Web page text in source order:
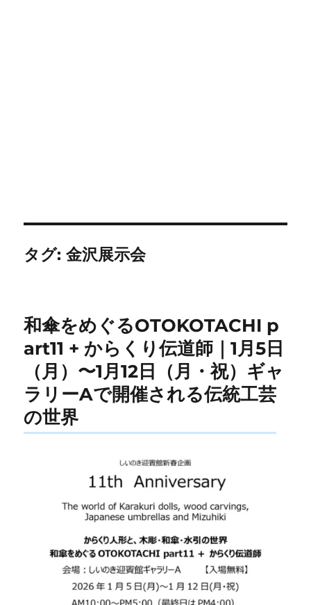
タグ:金沢展示会
和傘をめぐるOTOKOTACHI p
art11 + からくり伝道師｜1月5日
（月）〜1月12日（月・祝）ギャ
ラリーAで開催される伝統工芸
の世界